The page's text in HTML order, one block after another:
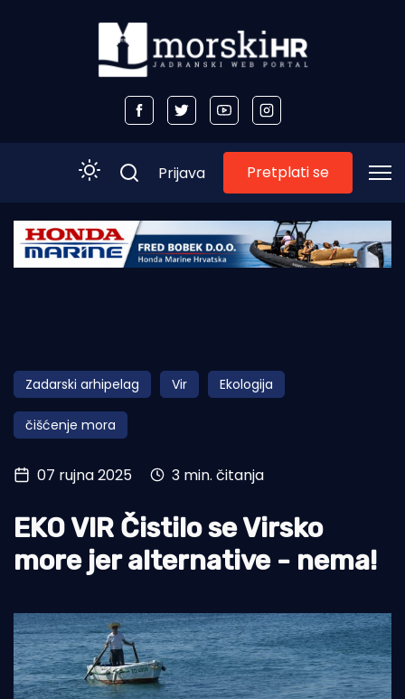
Početna
Obala
Otoci
Turizam i nautika
Pomorstvo
Prijava Pretplati se
Zadarski arhipelag Vir Ekologija
čišćenje mora
07 rujna 2025 3 min. čitanja
EKO VIR Čistilo se Virsko
more jer alternative - nema!